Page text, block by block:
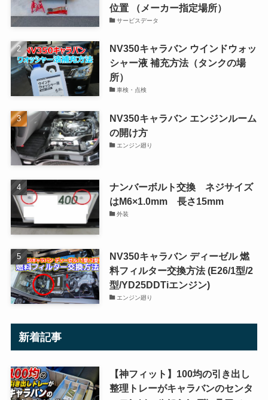
位置 （メーカー指定場所）
サービスデータ
NV350キャラバン ウインドウォッ
シャー液 補充方法（タンクの場
所）
車検・点検
NV350キャラバン エンジンルーム
の開け方
エンジン廻り
ナンバーボルト交換 ネジサイズ
はM6×1.0mm 長さ15mm
外装
NV350キャラバン ディーゼル 燃
料フィルター交換方法 (E26/1型/2
型/YD25DDTiエンジン)
エンジン廻り
新着記事
【神フィット】100均の引き出し
整理トレーがキャラバンのセンタ